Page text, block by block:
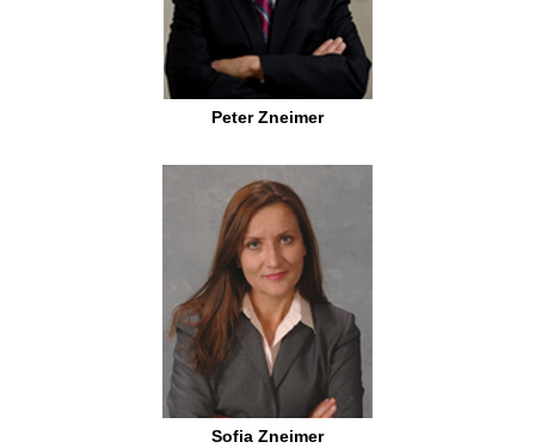
Peter Zneimer
Sofia Zneimer